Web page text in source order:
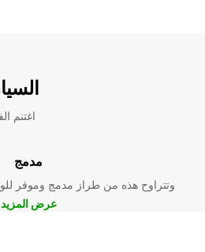
اغتنم
مدمج
وتتراوح هذه من طراز مدمج وموفر
عرض المزيد